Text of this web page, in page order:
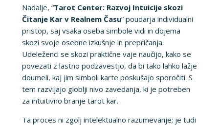
Nadalje, “Tarot Center: Razvoj Intuicije skozi
Čitanje Kar v Realnem Času” poudarja individualni
pristop, saj vsaka oseba simbole vidi in dojema
skozi svoje osebne izkušnje in prepričanja.
Udeleženci se skozi praktične vaje naučijo, kako se
povezati z lastno podzavestjo, da bi tako lahko lažje
doumeli, kaj jim simboli karte poskušajo sporočiti. S
tem razvijajo globlji nivo zavedanja, ki je potreben
za intuitivno branje tarot kar.
Ta proces ni zgolj intelektualno razumevanje; je tudi